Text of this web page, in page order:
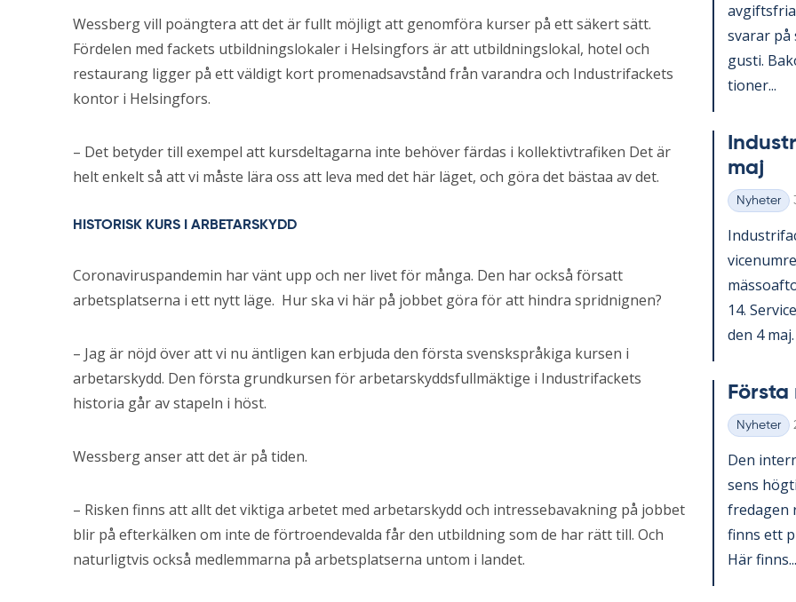
Wessberg vill poängtera att det är fullt möjligt att genomföra kurser på ett säkert sätt.
Fördelen med fackets utbildningslokaler i Helsingfors är att utbildningslokal, hotel och
restaurang ligger på ett väldigt kort promenadsavstånd från varandra och Industrifackets
kontor i Helsingfors.
– Det betyder till exempel att kursdeltagarna inte behöver färdas i kollektivtrafiken Det är
helt enkelt så att vi måste lära oss att leva med det här läget, och göra det bästaa av det.
HISTORISK KURS I ARBETARSKYDD
Coronaviruspandemin har vänt upp och ner livet för många. Den har också försatt
arbetsplatserna i ett nytt läge. Hur ska vi här på jobbet göra för att hindra spridnignen?
– Jag är nöjd över att vi nu äntligen kan erbjuda den första svenskspråkiga kursen i
arbetarskydd. Den första grundkursen för arbetarskyddsfullmäktige i Industrifackets
historia går av stapeln i höst.
Wessberg anser att det är på tiden.
– Risken finns att allt det viktiga arbetet med arbetarskydd och intressebavakning på jobbet
blir på efterkälken om inte de förtroendevalda får den utbildning som de har rätt till. Och
naturligtvis också medlemmarna på arbetsplatserna untom i landet.
sva­rar
gusti.
tio­ner...
maj
Kategorier
Nyheter
14.
den 4
Kategorier
Nyheter
Den
sens
fre­da­gen
fin­ns ett
Här fin­ns...